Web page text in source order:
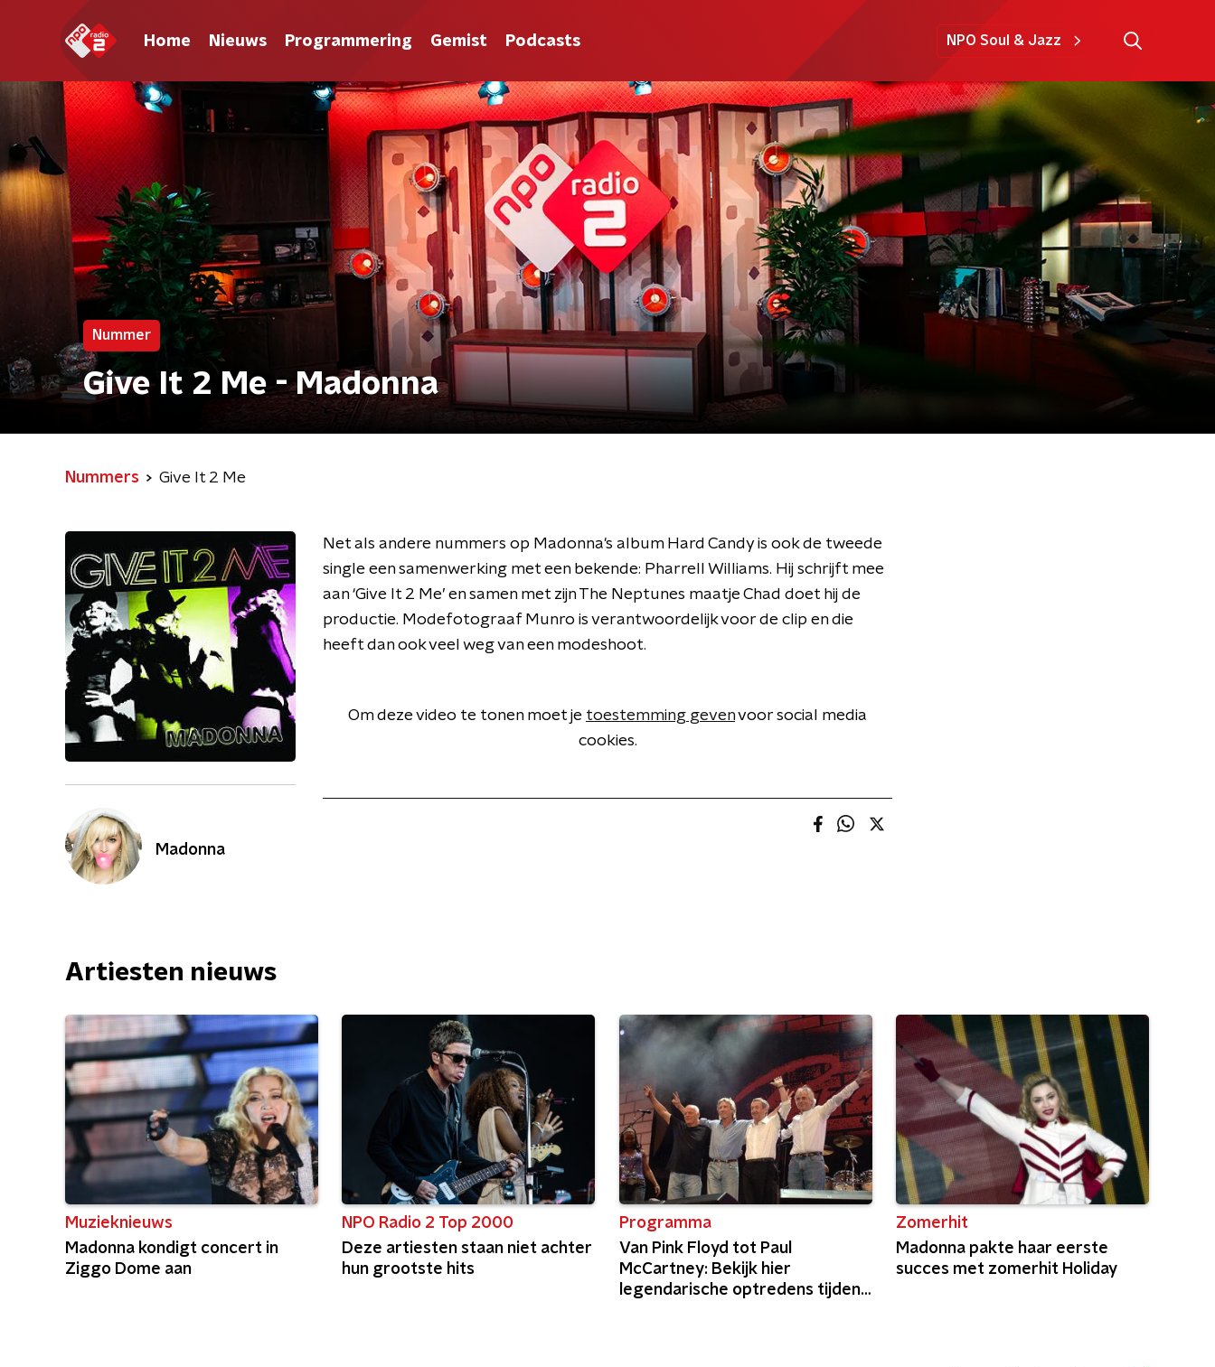
Home Nieuws Programmering Gemist Podcasts NPO Soul & Jazz
Nummer
Give It 2 Me - Madonna
Nummers Give It 2 Me
Madonna
Net als andere nummers op Madonna's album Hard Candy is ook de tweede
single een samenwerking met een bekende: Pharrell Williams. Hij schrijft mee
aan ‘Give It 2 Me’ en samen met zijn The Neptunes maatje Chad doet hij de
productie. Modefotograaf Munro is verantwoordelijk voor de clip en die
heeft dan ook veel weg van een modeshoot.
Om deze video te tonen moet je toestemming gevenvoor social media
cookies.
Artiesten nieuws
Muzieknieuws
Madonna kondigt concert in
Ziggo Dome aan
NPO Radio 2 Top 2000
Deze artiesten staan niet achter
hun grootste hits
Programma
Van Pink Floyd tot Paul
McCartney: Bekijk hier
legendarische optredens tijdens
Zomerhit
Madonna pakte haar eerste
succes met zomerhit Holiday